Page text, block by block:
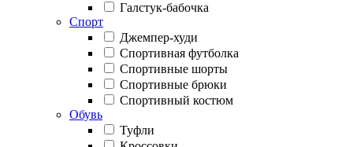
Галстук-бабочка
Спорт
Джемпер-худи
Спортивная футболка
Спортивные шорты
Спортивные брюки
Спортивный костюм
Обувь
Туфли